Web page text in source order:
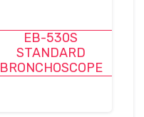
EB-530S
STANDARD
BRONCHOSCOPE